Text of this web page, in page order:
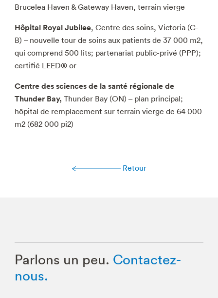
Brucelea Haven & Gateway Haven, terrain vierge
Hôpital Royal Jubilee, Centre des soins, Victoria (C-
B) – nouvelle tour de soins aux patients de 37 000 m2,
qui comprend 500 lits; partenariat public-privé (PPP);
certifié LEED® or
Centre des sciences de la santé régionale de
Thunder Bay, Thunder Bay (ON) – plan principal;
hôpital de remplacement sur terrain vierge de 64 000
m2 (682 000 pi2)
Retour
Parlons un peu. Contactez-
nous.